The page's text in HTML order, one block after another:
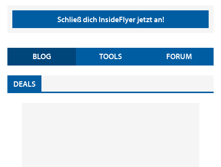
Schließ dich InsideFlyer jetzt an!
BLOG TOOLS FORUM
DEALS